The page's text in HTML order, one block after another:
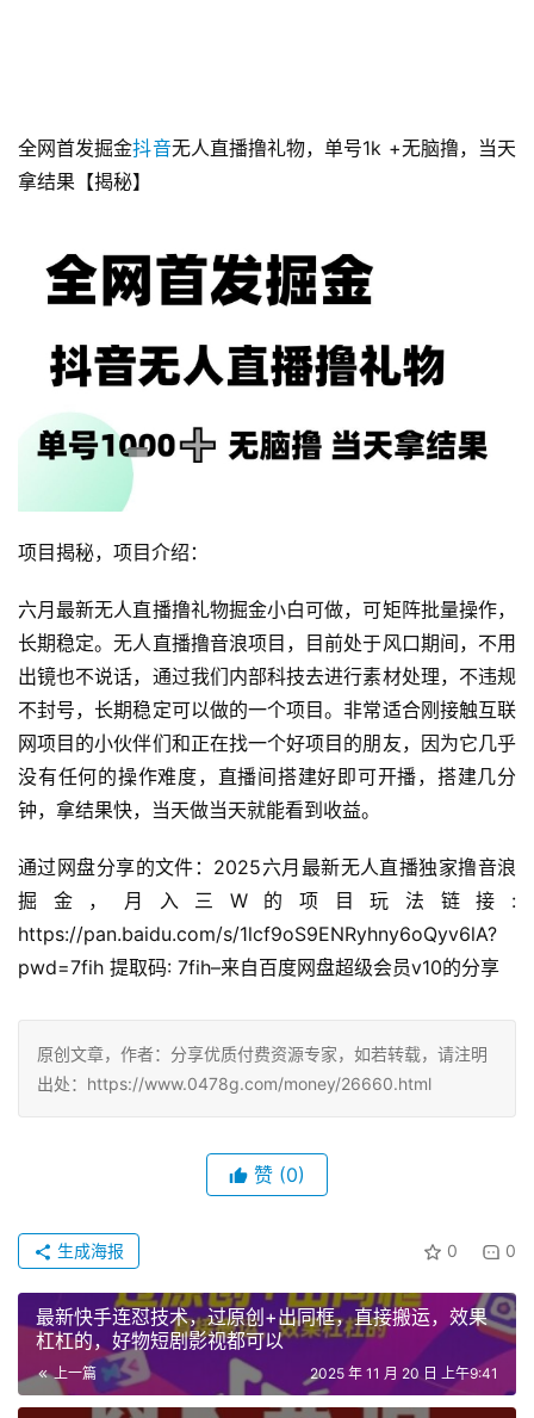
全网首发掘金抖音无人直播撸礼物，单号1k +无脑撸，当天
拿结果【揭秘】
项目揭秘，项目介绍：
六月最新无人直播撸礼物掘金小白可做，可矩阵批量操作，
长期稳定。无人直播撸音浪项目，目前处于风口期间，不用
出镜也不说话，通过我们内部科技去进行素材处理，不违规
不封号，长期稳定可以做的一个项目。非常适合刚接触互联
网项目的小伙伴们和正在找一个好项目的朋友，因为它几乎
没有任何的操作难度，直播间搭建好即可开播，搭建几分
钟，拿结果快，当天做当天就能看到收益。
通过网盘分享的文件：2025六月最新无人直播独家撸音浪
掘金，月入三W的项目玩法链接:
https://pan.baidu.com/s/1lcf9oS9ENRyhny6oQyv6lA?
pwd=7fih 提取码: 7fih–来自百度网盘超级会员v10的分享
原创文章，作者：分享优质付费资源专家，如若转载，请注明
出处：https://www.0478g.com/money/26660.html
赞 (0)
0 0
生成海报
最新快手连怼技术，过原创+出同框，直接搬运，效果
杠杠的，好物短剧影视都可以
上一篇 2025 年 11 月 20 日 上午9:41